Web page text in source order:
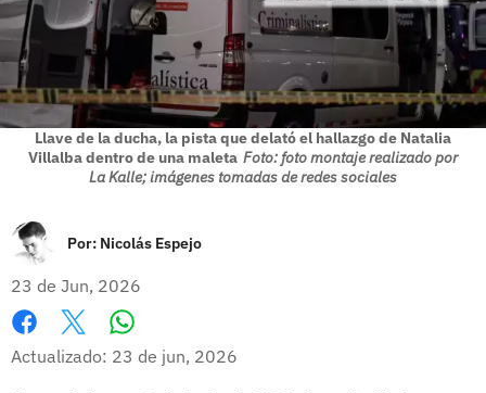
Llave de la ducha, la pista que delató el hallazgo de Natalia
Villalba dentro de una maleta Foto: foto montaje realizado por
La Kalle; imágenes tomadas de redes sociales
Por: Nicolás Espejo
23 de Jun, 2026
Facebook
X
Actualizado: 23 de jun, 2026